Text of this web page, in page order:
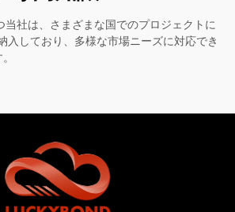
社は、さまざまな国でのプロジェクトに
しており、多様な市場ニーズに対応でき